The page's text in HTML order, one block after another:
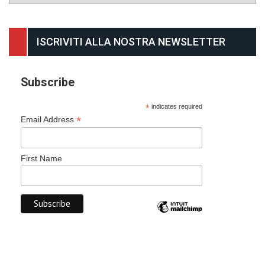
ISCRIVITI ALLA NOSTRA NEWSLETTER
Subscribe
* indicates required
Email Address *
First Name